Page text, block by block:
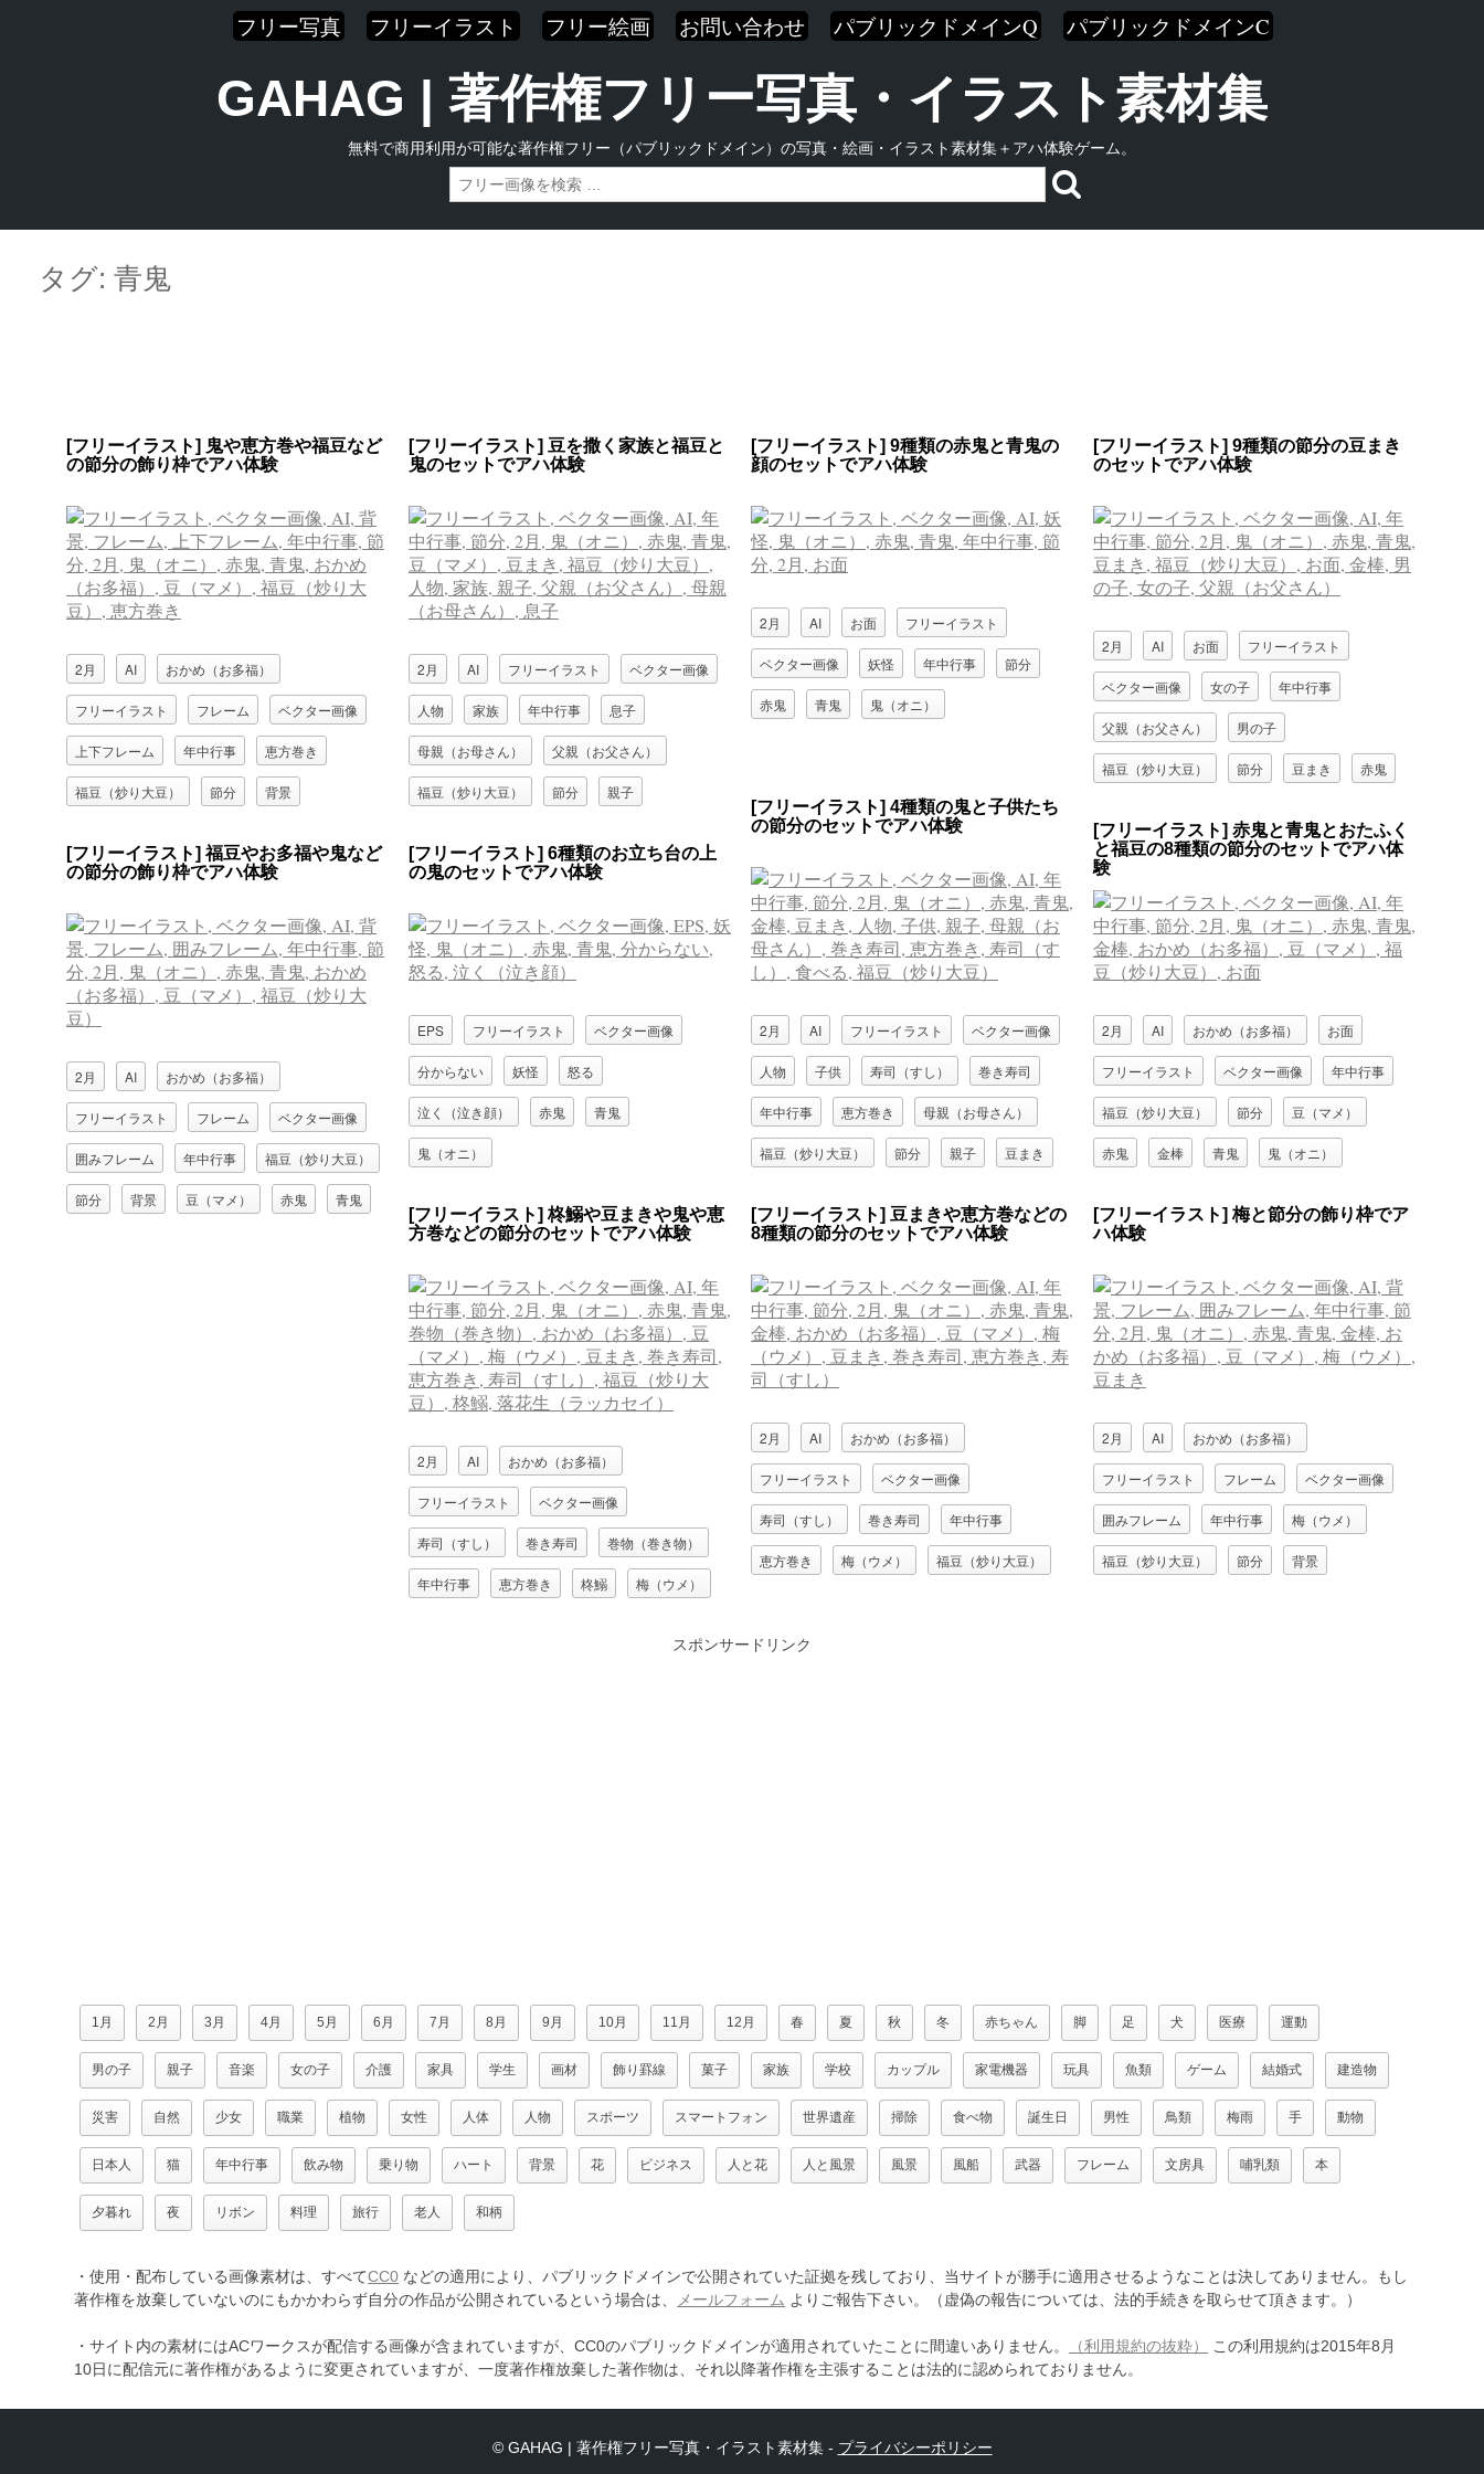
フリー写真 フリーイラスト フリー絵画 お問い合わせ パブリックドメインQ パブリックドメインC
GAHAG | 著作権フリー写真・イラスト素材集
無料で商用利用が可能な著作権フリー（パブリックドメイン）の写真・絵画・イラスト素材集＋アハ体験ゲーム。
contentタグ: 青鬼
[フリーイラスト] 鬼や恵方巻や福豆など
の節分の飾り枠でアハ体験
2月 AI おかめ（お多福）
フリーイラスト フレーム ベクター画像
上下フレーム 年中行事 恵方巻き
福豆（炒り大豆） 節分 背景
[フリーイラスト] 豆を撒く家族と福豆と
鬼のセットでアハ体験
2月 AI フリーイラスト ベクター画像
人物 家族 年中行事 息子
母親（お母さん） 父親（お父さん）
福豆（炒り大豆） 節分 親子
鬼（オニ）
[フリーイラスト] 9種類の赤鬼と青鬼の
顔のセットでアハ体験
2月 AI お面 フリーイラスト
ベクター画像 妖怪 年中行事 節分
赤鬼 青鬼 鬼（オニ）
[フリーイラスト] 9種類の節分の豆まき
のセットでアハ体験
2月 AI お面 フリーイラスト
ベクター画像 女の子 年中行事
父親（お父さん） 男の子
福豆（炒り大豆） 節分 豆まき 赤鬼
[フリーイラスト] 4種類の鬼と子供たち
の節分のセットでアハ体験
2月 AI フリーイラスト ベクター画像
人物 子供 寿司（すし） 巻き寿司
年中行事 恵方巻き 母親（お母さん）
福豆（炒り大豆） 節分 親子 豆まき
鬼（オニ）
[フリーイラスト] 赤鬼と青鬼とおたふく
と福豆の8種類の節分のセットでアハ体
験
2月 AI おかめ（お多福） お面
フリーイラスト ベクター画像 年中行事
福豆（炒り大豆） 節分 豆（マメ）
赤鬼 金棒 青鬼 鬼（オニ）
[フリーイラスト] 福豆やお多福や鬼など
の節分の飾り枠でアハ体験
2月 AI おかめ（お多福）
フリーイラスト フレーム ベクター画像
囲みフレーム 年中行事 福豆（炒り大豆）
節分 背景 豆（マメ） 赤鬼 青鬼
[フリーイラスト] 6種類のお立ち台の上
の鬼のセットでアハ体験
EPS フリーイラスト ベクター画像
分からない 妖怪 怒る
泣く（泣き顔） 赤鬼 青鬼
鬼（オニ）
[フリーイラスト] 柊鰯や豆まきや鬼や恵
方巻などの節分のセットでアハ体験
2月 AI おかめ（お多福）
フリーイラスト ベクター画像
寿司（すし） 巻き寿司 巻物（巻き物）
年中行事 恵方巻き 柊鰯 梅（ウメ）
[フリーイラスト] 豆まきや恵方巻などの
8種類の節分のセットでアハ体験
2月 AI おかめ（お多福）
フリーイラスト ベクター画像
寿司（すし） 巻き寿司 年中行事
恵方巻き 梅（ウメ） 福豆（炒り大豆）
金棒
[フリーイラスト] 梅と節分の飾り枠でア
ハ体験
2月 AI おかめ（お多福）
フリーイラスト フレーム ベクター画像
囲みフレーム 年中行事 梅（ウメ）
福豆（炒り大豆） 節分 背景
スポンサードリンク
1月 2月 3月 4月 5月 6月 7月 8月 9月 10月 11月 12月 春 夏 秋 冬 赤ちゃん 脚 足 犬 医療 運動
男の子 親子 音楽 女の子 介護 家具 学生 画材 飾り罫線 菓子 家族 学校 カップル 家電機器 玩具 魚類 ゲーム 結婚式 建造物
災害 自然 少女 職業 植物 女性 人体 人物 スポーツ スマートフォン 世界遺産 掃除 食べ物 誕生日 男性 鳥類 梅雨 手 動物
日本人 猫 年中行事 飲み物 乗り物 ハート 背景 花 ビジネス 人と花 人と風景 風景 風船 武器 フレーム 文房具 哺乳類 本
夕暮れ 夜 リボン 料理 旅行 老人 和柄
・使用・配布している画像素材は、すべてCC0 などの適用により、パブリックドメインで公開されていた証拠を残しており、当サイトが勝手に適用させるようなことは決してありません。もし
著作権を放棄していないのにもかかわらず自分の作品が公開されているという場合は、
メールフォーム よりご報告下さい。（虚偽の報告については、法的手続きを取らせて頂きます。）
・サイト内の素材にはACワークスが配信する画像が含まれていますが、CC0のパブリックドメインが適用されていたことに間違いありません。 （利用規約の抜粋）
この利用規約は2015年8月
10日に配信元に著作権があるように変更されていますが、一度著作権放棄した著作物は、それ以降著作権を主張することは法的に認められておりません。
© GAHAG | 著作権フリー写真・イラスト素材集 - プライバシーポリシー